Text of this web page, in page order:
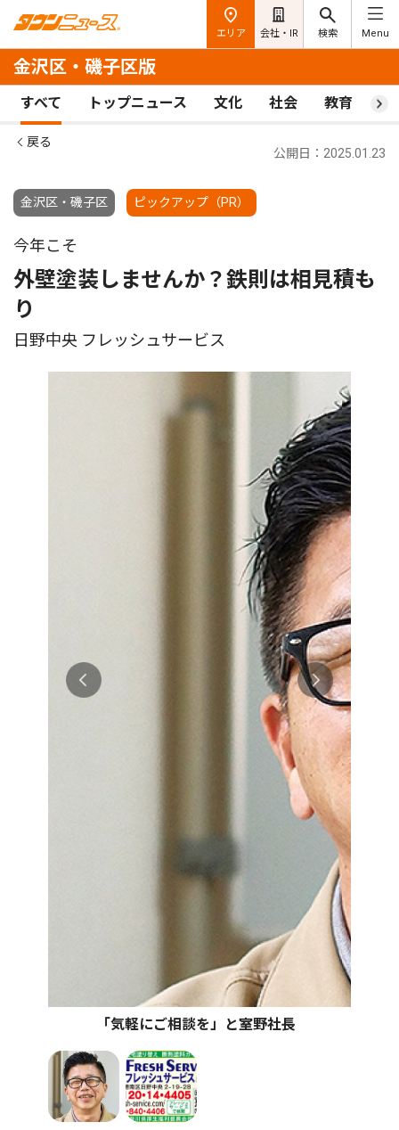
エリア 会社・IR 検索 Menu
金沢区・磯子区版
すべて トップニュース 文化 社会 教育 ス
戻る
金沢区・磯子区 ピックアップ（PR）
公開日：2025.01.23
今年こそ
外壁塗装しませんか？鉄則は相見積も
り
日野中央 フレッシュサービス
｢気軽にご相談を」と室野社長